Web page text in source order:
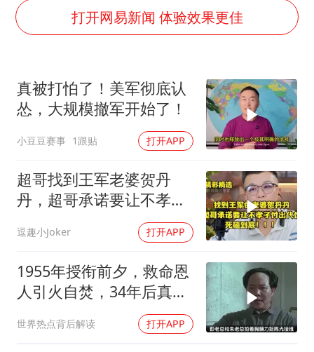
“新疆阿勒泰八月能滑雪”不实
向鹏0-3不敌张本智和
今日立秋你咬秋了吗
公司“上四休三”但要降薪1000元
东方之约 相约未来
打开网易新闻 体验效果更佳
真被打怕了！美军彻底认
怂，大规模撤军开始了！
小豆豆赛事 1跟贴 打开APP
超哥找到王军老婆贺丹
丹，超哥承诺要让不孝子
付出代价，死磕到底
逗趣小Joker 打开APP
1955年授衔前夕，救命恩
人引火自焚，34年后真相
世界热点背后解读 打开APP